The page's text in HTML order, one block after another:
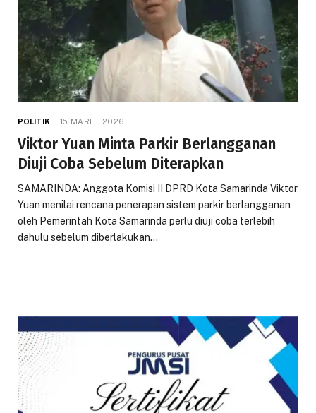
POLITIK 15 MARET 2026
Viktor Yuan Minta Parkir Berlangganan
Diuji Coba Sebelum Diterapkan
SAMARINDA: Anggota Komisi II DPRD Kota Samarinda Viktor
Yuan menilai rencana penerapan sistem parkir berlangganan
oleh Pemerintah Kota Samarinda perlu diuji coba terlebih
dahulu sebelum diberlakukan…